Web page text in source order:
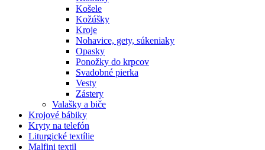
Košele
Kožúšky
Kroje
Nohavice, gety, súkeniaky
Opasky
Ponožky do krpcov
Svadobné pierka
Vesty
Zástery
Valašky a biče
Krojové bábiky
Kryty na telefón
Liturgické textílie
Malfini textil